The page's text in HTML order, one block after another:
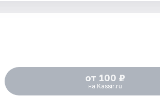
от 100 ₽
на Kassir.ru